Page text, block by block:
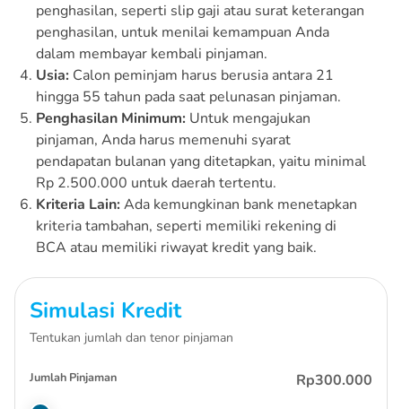
penghasilan, seperti slip gaji atau surat keterangan
penghasilan, untuk menilai kemampuan Anda
dalam membayar kembali pinjaman.
Usia: Calon peminjam harus berusia antara 21
hingga 55 tahun pada saat pelunasan pinjaman.
Penghasilan Minimum: Untuk mengajukan
pinjaman, Anda harus memenuhi syarat
pendapatan bulanan yang ditetapkan, yaitu minimal
Rp 2.500.000 untuk daerah tertentu.
Kriteria Lain:Ada kemungkinan bank menetapkan
kriteria tambahan, seperti memiliki rekening di
BCA atau memiliki riwayat kredit yang baik.
Simulasi Kredit
Tentukan jumlah dan tenor pinjaman
Jumlah Pinjaman Rp300.000